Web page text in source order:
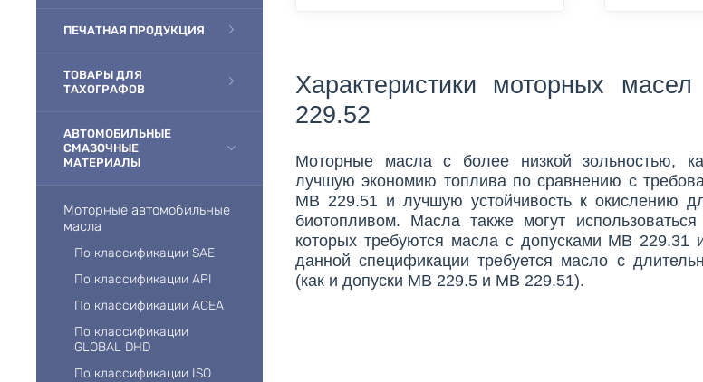
ПЕЧАТНАЯ ПРОДУКЦИЯ
ТОВАРЫ ДЛЯ
ТАХОГРАФОВ
АВТОМОБИЛЬНЫЕ
СМАЗОЧНЫЕ
МАТЕРИАЛЫ
Моторные автомобильные
масла
По классификации SAE
По классификации API
По классификации ACEA
По классификации
GLOBAL DHD
По классификации ISO
Характеристики моторных
229.52
Моторные масла с более низкой зольностью,
лучшую экономию топлива по сравнению с
MB 229.51 и лучшую устойчивость к окислению
биотопливом. Масла также могут
которых требуются масла с допусками MB 229.31
данной спецификации требуется масло с
(как и допуски MB 229.5 и MB 229.51).